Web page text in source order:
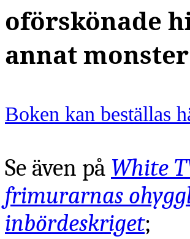
oförskönade
annat
Boken kan beställas
Se även på White
frimurarnas
inbördeskriget;